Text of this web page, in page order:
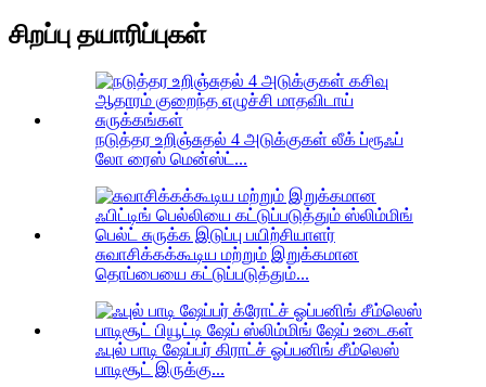
சிறப்பு தயாரிப்புகள்
நடுத்தர உறிஞ்சுதல் 4 அடுக்குகள் லீக் ப்ரூஃப்
லோ ரைஸ் மென்ஸ்ட்...
சுவாசிக்கக்கூடிய மற்றும் இறுக்கமான
தொப்பையை கட்டுப்படுத்தும்...
ஃபுல் பாடி ஷேப்பர் கிராட்ச் ஓப்பனிங் சீம்லெஸ்
பாடிசூட் இருக்கு...